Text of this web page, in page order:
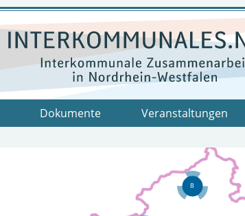
Dokumente Veranstaltungen